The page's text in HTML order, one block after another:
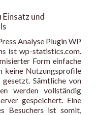
und
Analyse Plugin WP
ist wp-statistics.com.
Form einfache
keine Nutzungsprofile
Sämtliche von
werden vollständig
gespeichert. Eine
Besuchers ist somit,